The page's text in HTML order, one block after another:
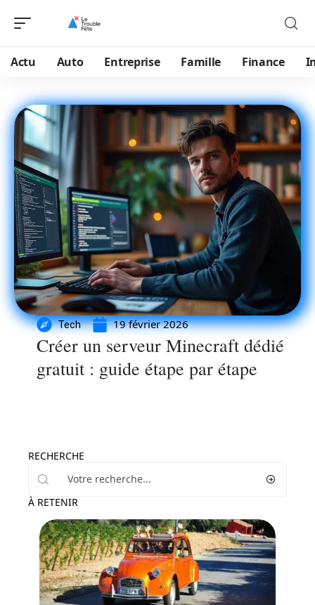
Actu Auto Entreprise Famille Finance
Tech 19 février 2026
Créer un serveur Minecraft dédié
gratuit : guide étape par étape
RECHERCHE
À RETENIR
Loisirs